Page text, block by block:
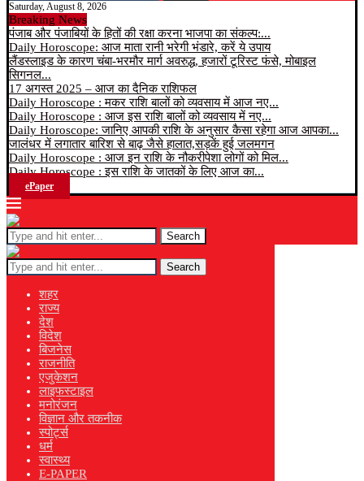
Saturday, August 8, 2026
Breaking News
पंजाब और पंजाबियों के हितों की रक्षा करना भाजपा का संकल्प:...
Daily Horoscope: आज माता रानी भरेगी भंडारे, करें ये उपाय
लैंडस्लाइड के कारण चंबा-भरमौर मार्ग अवरुद्ध, हजारों टूरिस्ट फंसे, मोबाइल
सिगनल...
17 अगस्त 2025 – आज का दैनिक राशिफल
Daily Horoscope : मकर राशि बालों को व्यवसाय में आज नए...
Daily Horoscope : आज इस राशि बालों को व्यवसाय में नए...
Daily Horoscope: जानिए आपकी राशि के अनुसार कैसा रहेगा आज आपका...
जालंधर में लगातार बारिश से बाढ़ जैसे हालात,सड़कें हुई जलमगन
Daily Horoscope : आज इन राशि के नौकरीपेशा लोगों को मिल...
Daily Horoscope : इस राशि के जातकों के लिए आज का...
ePaper
Search
Search
शहर
राज्य
देश
विदेश
बिजनेस
राजनीति
एजुकेशन
लाइफस्टाइल
मनोरंजन
विज्ञान और तकनीक
स्पोर्ट्स
धर्म
स्वास्थ्य
E-PAPER